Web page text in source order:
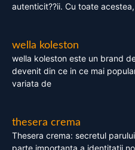
autenticit??ii. Cu toate
wella koleston
wella koleston este un brand
devenit din ce in ce mai
variata de
thesera crema
Thesera crema: secretul